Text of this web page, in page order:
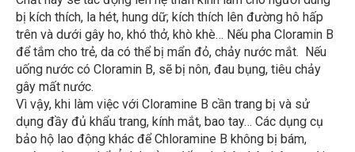
bị kích thích, la hét, hung dữ; kích thích lên đường hô hấp
trên và dưới gây ho, khó thở, khò khè… Nếu pha Cloramin B
để tắm cho trẻ, da có thể bị mẩn đỏ, chảy nước mắt. Nếu
uống nước có Cloramin B, sẽ bị nôn, đau bụng, tiêu chảy
gây mất nước.
Vì vậy, khi làm việc với Cloramine B cần trang bị và sử
dụng đầy đủ khẩu trang, kính mắt, bao tay… Các dụng cụ
bảo hộ lao động khác để Chloramine B không bị bám,
vướng vào cơ thể. Ảnh hưởng đến các bộ phận bên ngoài